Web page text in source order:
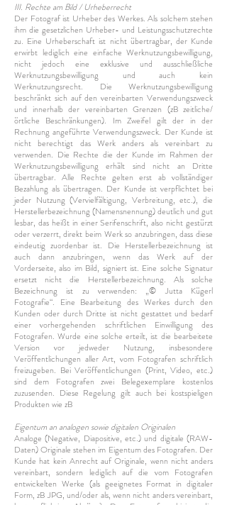
III. Rechte am Bild / Urheberrecht
Der Fotograf ist Urheber des Werkes. Als solchem stehen
ihm die gesetzlichen Urheber- und Leistungsschutzrechte
zu. Eine Urheberschaft ist nicht übertragbar, der Kunde
erwirbt lediglich eine einfache Werknutzungsbewilligung,
nicht jedoch eine exklusive und ausschließliche
Werknutzungsbewilligung und auch kein
Werknutzungsrecht. Die Werknutzungsbewilligung
beschränkt sich auf den vereinbarten Verwendungszweck
und innerhalb der vereinbarten Grenzen (zB zeitliche/
örtliche Beschränkungen). Im Zweifel gilt der in der
Rechnung angeführte Verwendungszweck. Der Kunde ist
nicht berechtigt das Werk anders als vereinbart zu
verwenden. Die Rechte die der Kunde im Rahmen der
Werknutzungsbewilligung erhält sind nicht an Dritte
übertragbar. Alle Rechte gelten erst ab vollständiger
Bezahlung als übertragen. Der Kunde ist verpflichtet bei
jeder Nutzung (Vervielfältigung, Verbreitung, etc.), die
Herstellerbezeichnung (Namensnennung) deutlich und gut
lesbar, das heißt in einer Serifenschrift, also nicht gestürzt
oder verzerrt, direkt beim Werk so anzubringen, dass diese
eindeutig zuordenbar ist. Die Herstellerbezeichnung ist
auch dann anzubringen, wenn das Werk auf der
Vorderseite, also im Bild, signiert ist. Eine solche Signatur
ersetzt nicht die Herstellerbezeichnung. Als solche
Bezeichnung ist zu verwenden: „© Jutta Kügerl
Fotografie“. Eine Bearbeitung des Werkes durch den
Kunden oder durch Dritte ist nicht gestattet und bedarf
einer vorhergehenden schriftlichen Einwilligung des
Fotografen. Wurde eine solche erteilt, ist die bearbeitete
Version vor jedweder Nutzung, insbesondere
Veröffentlichungen aller Art, vom Fotografen schriftlich
freizugeben. Bei Veröffentlichungen (Print, Video, etc.)
sind dem Fotografen zwei Belegexemplare kostenlos
zuzusenden. Diese Regelung gilt auch bei kostspieligen
Produkten wie zB
Eigentum an analogen sowie digitalen Originalen
Analoge (Negative, Diapositive, etc.) und digitale (RAW-
Daten) Originale stehen im Eigentum des Fotografen. Der
Kunde hat kein Anrecht auf Originale, wenn nicht anders
vereinbart, sondern lediglich auf die vom Fotografen
entwickelten Werke (als geeignetes Format in digitaler
Form, zB JPG, und/oder als, wenn nicht anders vereinbart,